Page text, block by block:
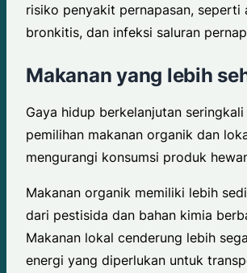
risiko penyakit pernapasan, seperti
bronkitis, dan infeksi saluran
Makanan yang lebih
Gaya hidup berkelanjutan
pemilihan makanan organik dan
mengurangi konsumsi produk
Makanan organik memiliki lebih
dari pestisida dan bahan kimia
Makanan lokal cenderung lebih
energi yang diperlukan untuk